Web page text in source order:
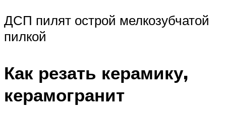
ДСП пилят острой мелкозубчатой
пилкой
Как резать керамику,
керамогранит